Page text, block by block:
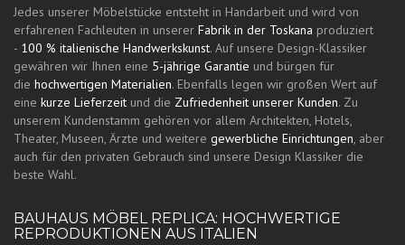
Jedes unserer Möbelstücke entsteht in Handarbeit und wird von
erfahrenen Fachleuten in unserer Fabrik in der Toskana produziert
- 100 % italienische Handwerkskunst. Auf unsere Design-Klassiker
gewähren wir Ihnen eine 5-jährige Garantie und bürgen für
die hochwertigen Materialien. Ebenfalls legen wir großen Wert auf
eine kurze Lieferzeit und die Zufriedenheit unserer Kunden. Zu
unserem Kundenstamm gehören vor allem Architekten, Hotels,
Theater, Museen, Ärzte und weitere gewerbliche Einrichtungen, aber
auch für den privaten Gebrauch sind unsere Design Klassiker die
beste Wahl.
BAUHAUS MÖBEL REPLICA: HOCHWERTIGE
REPRODUKTIONEN AUS ITALIEN